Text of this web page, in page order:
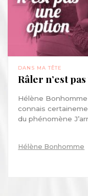
DANS MA TÊTE
Râler n’est
Hélène
connais
du phénomène
Hélène Bonhomme